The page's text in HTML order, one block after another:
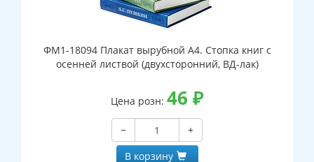
ФМ1-18094 Плакат вырубной А4. Стопка книг с
осенней листвой (двухсторонний, ВД-лак)
Цена розн: 46 ₽
−
+
В корзину